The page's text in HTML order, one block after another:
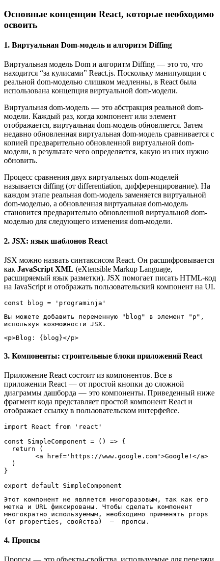
Основные концепции React, которые необходимо
освоить
1. Виртуальная Dom-модель и алгоритм Diffing
Виртуальная модель Dom и алгоритм Diffing — это то, что
находится “за кулисами” React.js. Поскольку манипуляции с
реальной dom-моделью слишком медленны, в React была
использована концепция виртуальной dom-модели.
Виртуальная dom-модель — это абстракция реальной dom-
модели. Каждый раз, когда компонент или элемент
отображается, виртуальная dom-модель обновляется. Затем
недавно обновленная виртуальная dom-модель сравнивается с
копией предварительно обновленной виртуальной dom-
модели, в результате чего определяется, какую из них нужно
обновить.
Процесс сравнения двух виртуальных dom-моделей
называется diffing (от differentiation, дифференцирование). На
каждом этапе реальная dom-модель заменяется виртуальной
dom-моделью, а обновленная виртуальная dom-модель
становится предварительно обновленной виртуальной dom-
моделью для следующего изменения dom-модели.
2. JSX: язык шаблонов React
JSX можно назвать синтаксисом React. Он расшифровывается
как JavaScript XML (eXtensible Markup Language,
расширяемый язык разметки). JSX помогает писать HTML-код
на JavaScript и отображать пользовательский компонент на UI.
const blog = 'programinja'
Вы можете добавить переменную "blog" в элемент "p",
используя возможности JSX.
<p>Blog: {blog}</p>
3. Компоненты: строительные блоки приложений React
Приложение React состоит из компонентов. Все в
приложении React — от простой кнопки до сложной
диаграммы дашборда — это компоненты. Приведенный ниже
фрагмент кода представляет простой компонент React и
отображает ссылку в пользовательском интерфейсе.
import React from 'react'
const SimpleComponent = () => {
}
export default SimpleComponent
Этот компонент не является многоразовым, так как его
метка и URL фиксированы. Чтобы сделать компонент
многократно используемым, необходимо применять props
(от properties, свойства)  —  пропсы.
4. Пропсы
Пропсы — это объекты-свойства, используемые для передачи